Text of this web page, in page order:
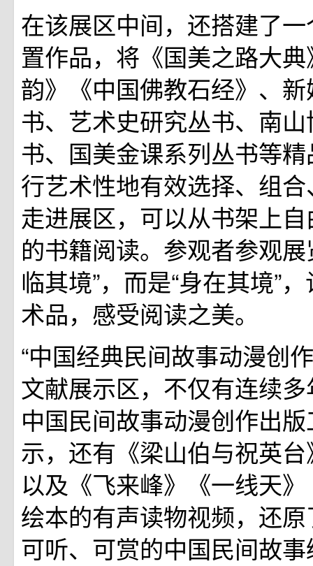
在该展区中间，还搭建了
置作品，将《国美之路大
韵》《中国佛教石经》、
书、艺术史研究丛书、南
书、国美金课系列丛书等
行艺术性地有效选择、组
走进展区，可以从书架上
的书籍阅读。参观者参观
临其境”，而是“身在其境”
术品，感受阅读之美。
“中国经典民间故事动漫创
文献展示区，不仅有连续
中国民间故事动漫创作出
示，还有《梁山伯与祝英
以及《飞来峰》《一线天
绘本的有声读物视频，还
可听、可赏的中国民间故